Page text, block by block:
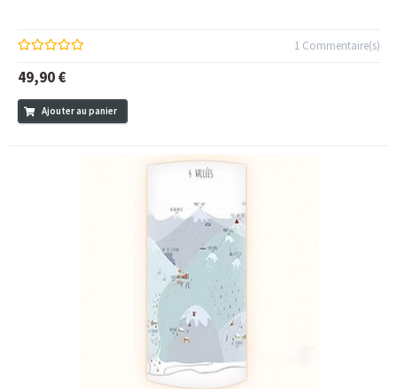
1 Commentaire(s)
49,90 €
Ajouter au panier